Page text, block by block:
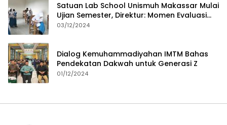
Satuan Lab School Unismuh Makassar Mulai
Ujian Semester, Direktur: Momen Evaluasi
Proses Pembelajaran
03/12/2024
Dialog Kemuhammadiyahan IMTM Bahas
Pendekatan Dakwah untuk Generasi Z
01/12/2024